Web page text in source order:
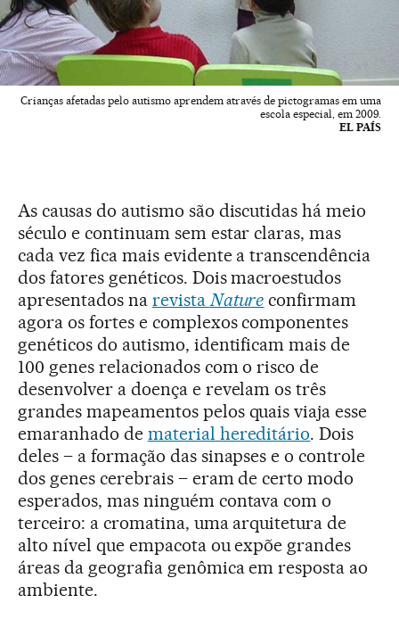
Crianças afetadas pelo autismo aprendem através de pictogramas em uma
escola especial, em 2009.
EL PAÍS
As causas do autismo são discutidas há meio
século e continuam sem estar claras, mas
cada vez fica mais evidente a transcendência
dos fatores genéticos. Dois macroestudos
apresentados na revistaNature confirmam
agora os fortes e complexos componentes
genéticos do autismo, identificam mais de
100 genes relacionados com o risco de
desenvolver a doença e revelam os três
grandes mapeamentos pelos quais viaja esse
emaranhado de material hereditário. Dois
deles – a formação das sinapses e o controle
dos genes cerebrais – eram de certo modo
esperados, mas ninguém contava com o
terceiro: a cromatina, uma arquitetura de
alto nível que empacota ou expõe grandes
áreas da geografia genômica em resposta ao
ambiente.